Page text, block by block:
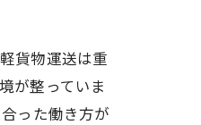
貨物運送は重
が整っていま
った働き方が